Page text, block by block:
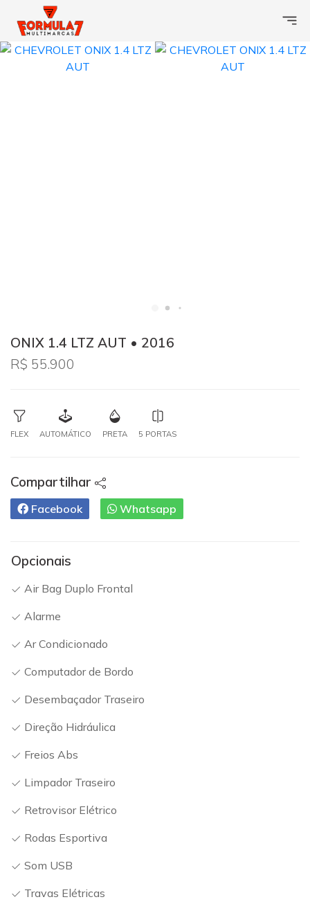
ONIX 1.4 LTZ AUT • 2016
R$ 55.900
FLEX AUTOMÁTICO PRETA 5 PORTAS
Compartilhar
Facebook Whatsapp
Opcionais
Air Bag Duplo Frontal
Alarme
Ar Condicionado
Computador de Bordo
Desembaçador Traseiro
Direção Hidráulica
Freios Abs
Limpador Traseiro
Retrovisor Elétrico
Rodas Esportiva
Som USB
Travas Elétricas